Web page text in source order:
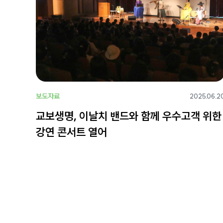
보도자료
교보생명, 이날치 밴드와 함께 우수고객 위한
강연 콘서트 열어